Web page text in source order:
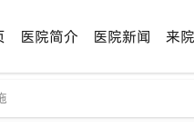
医院简介 医院新闻 来